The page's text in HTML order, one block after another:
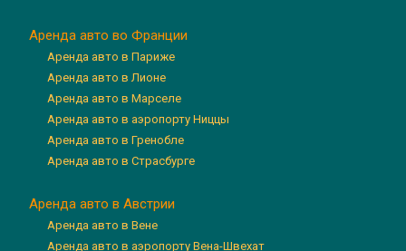
Аренда авто во Франции
Аренда авто в Париже
Аренда авто в Лионе
Аренда авто в Марселе
Аренда авто в аэропорту Ниццы
Аренда авто в Гренобле
Аренда авто в Страсбурге
Аренда авто в Австрии
Аренда авто в Вене
Аренда авто в аэропорту Вена-Швехат